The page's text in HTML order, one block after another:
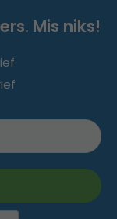
Mis niks!